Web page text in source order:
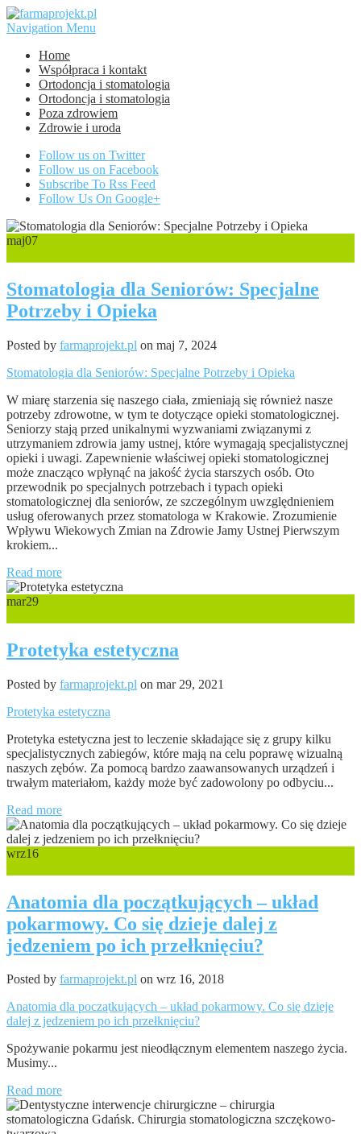
Navigation Menu
Home
Współpraca i kontakt
Ortodoncja i stomatologia
Ortodoncja i stomatologia
Poza zdrowiem
Zdrowie i uroda
Follow us on Twitter
Follow us on Facebook
Subscribe To Rss Feed
Follow Us On Google+
maj07
Stomatologia dla Seniorów: Specjalne
Potrzeby i Opieka
Posted by farmaprojekt.pl on maj 7, 2024
Stomatologia dla Seniorów: Specjalne Potrzeby i Opieka
W miarę starzenia się naszego ciała, zmieniają się również nasze
potrzeby zdrowotne, w tym te dotyczące opieki stomatologicznej.
Seniorzy stają przed unikalnymi wyzwaniami związanymi z
utrzymaniem zdrowia jamy ustnej, które wymagają specjalistycznej
opieki i uwagi. Zapewnienie właściwej opieki stomatologicznej
może znacząco wpłynąć na jakość życia starszych osób. Oto
przewodnik po specjalnych potrzebach i typach opieki
stomatologicznej dla seniorów, ze szczególnym uwzględnieniem
usług oferowanych przez stomatologa w Krakowie. Zrozumienie
Wpływu Wiekowych Zmian na Zdrowie Jamy Ustnej Pierwszym
krokiem...
Read more
mar29
Protetyka estetyczna
Posted by farmaprojekt.pl on mar 29, 2021
Protetyka estetyczna
Protetyka estetyczna jest to leczenie składające się z grupy kilku
specjalistycznych zabiegów, które mają na celu poprawę wizualną
naszych zębów. Za pomocą bardzo zaawansowanych urządzeń i
trwałym materiałom, każdy może być zadowolony po odbyciu...
Read more
wrz16
Anatomia dla początkujących – układ
pokarmowy. Co się dzieje dalej z
jedzeniem po ich przełknięciu?
Posted by farmaprojekt.pl on wrz 16, 2018
Anatomia dla początkujących – układ pokarmowy. Co się dzieje
dalej z jedzeniem po ich przełknięciu?
Spożywanie pokarmu jest nieodłącznym elementem naszego życia.
Musimy...
Read more